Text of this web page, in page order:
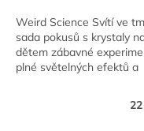
Weird Science Svítí ve
sada pokusů s krystaly
dětem zábavné
plné světelných efektů a
sady si mohou vyrobit
22